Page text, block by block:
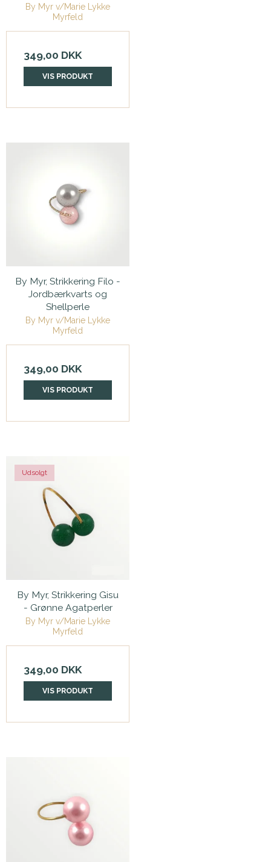
By Myr v/Marie Lykke
Myrfeld
349,00 DKK
VIS PRODUKT
By Myr, Strikkering Filo -
Jordbærkvarts og
Shellperle
By Myr v/Marie Lykke
Myrfeld
349,00 DKK
VIS PRODUKT
Udsolgt
By Myr, Strikkering Gisu
- Grønne Agatperler
By Myr v/Marie Lykke
Myrfeld
349,00 DKK
VIS PRODUKT